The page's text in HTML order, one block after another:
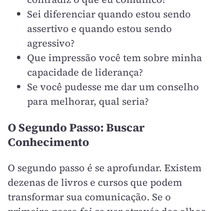
Sei diferenciar quando estou sendo
assertivo e quando estou sendo
agressivo?
Que impressão você tem sobre minha
capacidade de liderança?
Se você pudesse me dar um conselho
para melhorar, qual seria?
O Segundo Passo: Buscar
Conhecimento
O segundo passo é se aprofundar. Existem
dezenas de livros e cursos que podem
transformar sua comunicação. Se o